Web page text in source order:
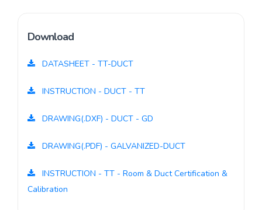
Download
DATASHEET - TT-DUCT
INSTRUCTION - DUCT - TT
DRAWING(.DXF) - DUCT - GD
DRAWING(.PDF) - GALVANIZED-DUCT
INSTRUCTION - TT - Room & Duct Certification &
Calibration